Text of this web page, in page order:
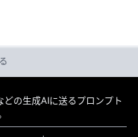
の生成AIに送るプロンプト